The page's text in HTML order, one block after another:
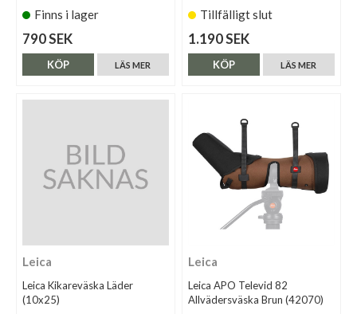
Finns i lager
790 SEK
LÄS MER
KÖP
Tillfälligt slut
1.190 SEK
LÄS MER
KÖP
Leica
Leica Kikareväska Läder
(10x25)
Leica
Leica APO Televid 82
Allvädersväska Brun (42070)